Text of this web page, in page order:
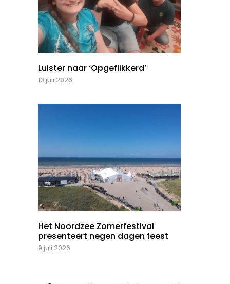
Luister naar ‘Opgeflikkerd’
10 juli 2026
Het Noordzee Zomerfestival
presenteert negen dagen feest
9 juli 2026